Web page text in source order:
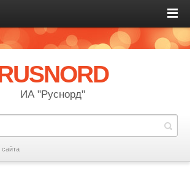
ИА "Руснорд"